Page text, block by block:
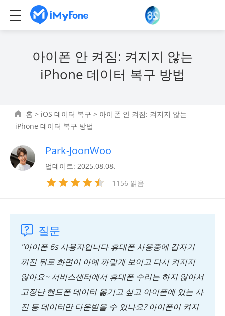
아이폰 안 켜짐: 켜지지 않는
iPhone 데이터 복구 방법
홈 > iOS 데이터 복구 > 아이폰 안 켜짐: 켜지지 않는
iPhone 데이터 복구 방법
Park-JoonWoo
업데이트: 2025.08.08.
1156 읽음
질문
"아이폰 6s 사용자입니다 휴대폰 사용중에 갑자기
꺼진 뒤로 화면이 아예 까맣게 보이고 다시 켜지지
않아요~ 서비스센터에서 휴대폰 수리는 하지 않아서
고장난 핸드폰 데이터 옮기고 싶고 아이폰에 있는 사
진 등 데이터만 다운받을 수 있나요? 아이폰이 켜지